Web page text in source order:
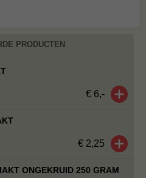
PRODUCTEN
€ 6,-
€ 2,25
ONGEKRUID 250 GRAM